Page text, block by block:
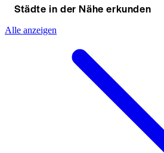
Städte in der Nähe erkunden
Alle anzeigen